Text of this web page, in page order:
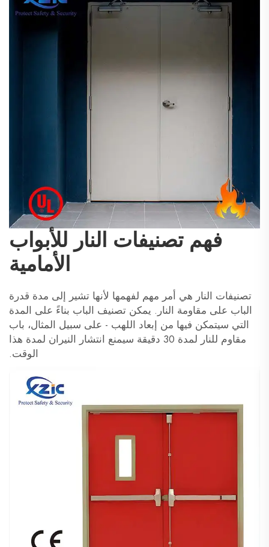
فهم تصنيفات النار للأبواب
الأمامية
تصنيفات النار هي أمر مهم لفهمها لأنها تشير إلى مدة قدرة
الباب على مقاومة النار. يمكن تصنيف الباب بناءً على المدة
التي سيتمكن فيها من إبعاد اللهب - على سبيل المثال، باب
مقاوم للنار لمدة 30 دقيقة سيمنع انتشار النيران لمدة هذا
الوقت.